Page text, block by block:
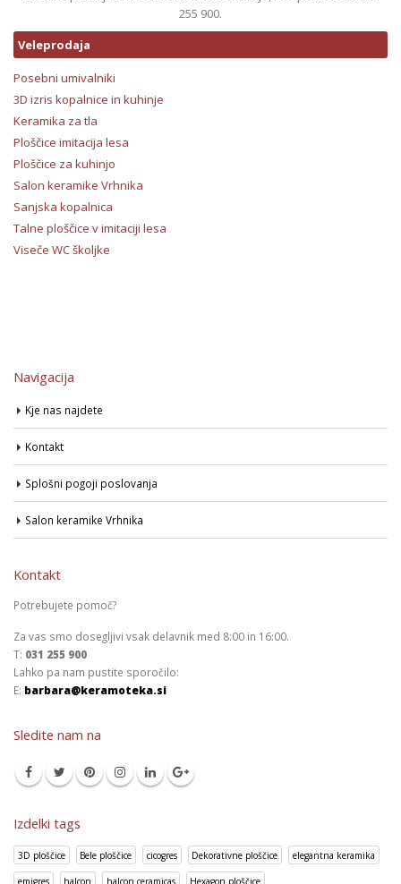
255 900.
Veleprodaja
Posebni umivalniki
3D izris kopalnice in kuhinje
Keramika za tla
Ploščice imitacija lesa
Ploščice za kuhinjo
Salon keramike Vrhnika
Sanjska kopalnica
Talne ploščice v imitaciji lesa
Viseče WC školjke
Navigacija
Kje nas najdete
Kontakt
Splošni pogoji poslovanja
Salon keramike Vrhnika
Kontakt
Potrebujete pomoč?
Za vas smo dosegljivi vsak delavnik med 8:00 in 16:00.
T: 031 255 900
Lahko pa nam pustite sporočilo:
E: barbara@keramoteka.si
Sledite nam na
Izdelki tags
3D ploščice Bele ploščice cicogres Dekorativne ploščice elegantna keramika
emigres halcon halcon ceramicas Hexagon ploščice